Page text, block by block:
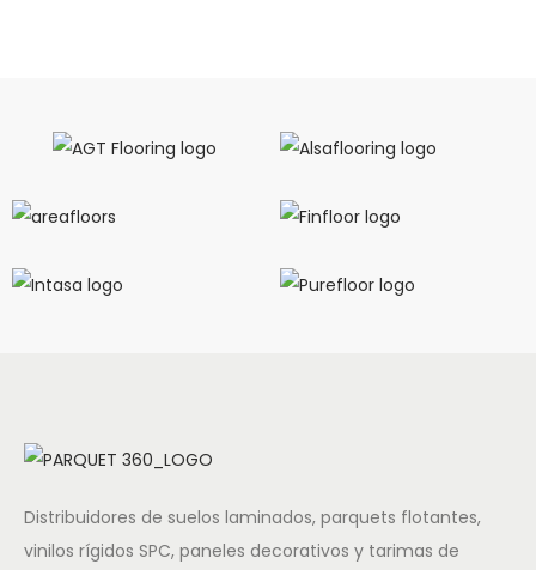
Distribuidores de suelos laminados, parquets flotantes,
vinilos rígidos SPC, paneles decorativos y tarimas de